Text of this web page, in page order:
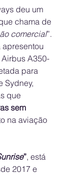
deu um
chama de
comercial”.
A350-
para
Sydney,
que
sem
na aviação
”, está
2017 e